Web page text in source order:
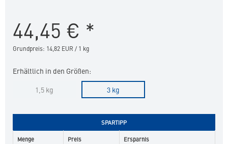
44,45 € *
Grundpreis: 14,82 EUR / 1 kg
Erhältlich in den Größen:
1,5 kg
3 kg
SPARTIPP
Menge Preis Ersparnis